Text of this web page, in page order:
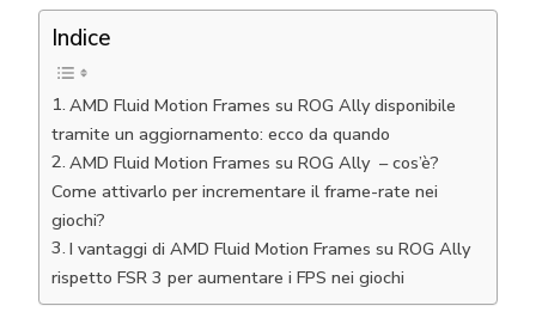
Indice
AMD Fluid Motion Frames su ROG Ally disponibile
tramite un aggiornamento: ecco da quando
AMD Fluid Motion Frames su ROG Ally – cos’è?
Come attivarlo per incrementare il frame-rate nei
giochi?
I vantaggi di AMD Fluid Motion Frames su ROG Ally
rispetto FSR 3 per aumentare i FPS nei giochi